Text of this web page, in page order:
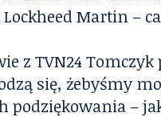
Martin –
z TVN24
się, żebyśmy
podziękowania –